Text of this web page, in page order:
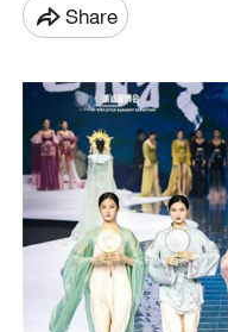
Share